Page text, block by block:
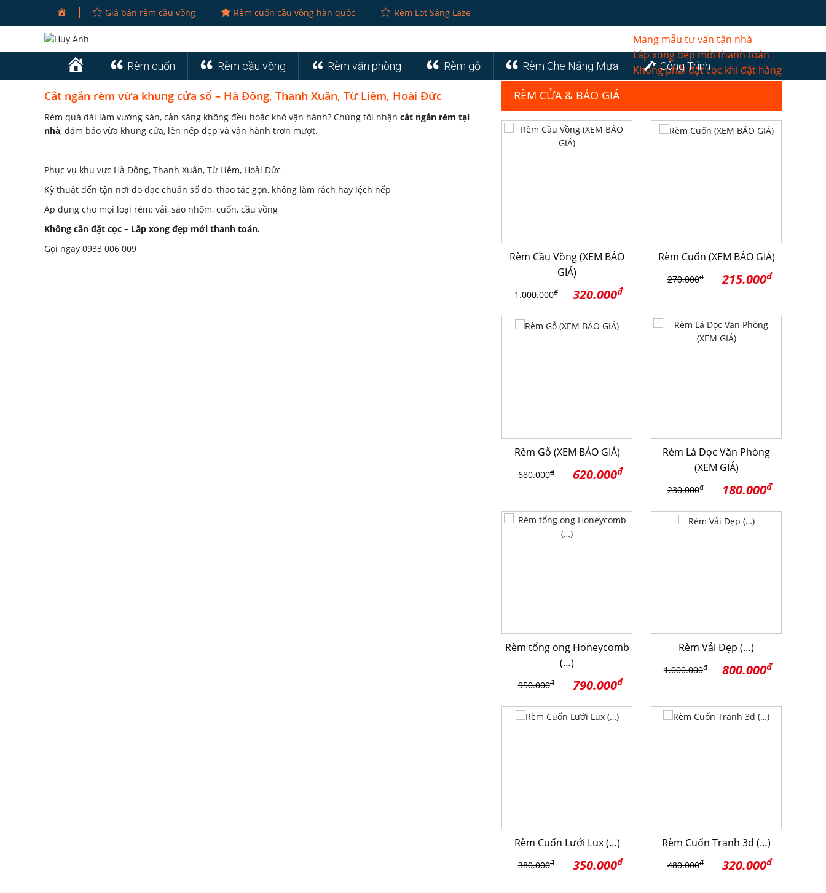
Giá bán rèm cầu vồng Rèm cuốn cầu vồng hàn quốc Rèm Lọt Sáng Laze
Mang mẫu tư vấn tận nhà
Lắp xong đẹp mới thanh toán
Không phải đặt cọc khi đặt hàng
Trang
Chủ
Rèm cuốn Rèm cầu vồng Rèm văn phòng Rèm gỗ Rèm Che Nắng Mưa Công Trình
Cắt ngắn rèm vừa khung cửa sổ – Hà Đông, Thanh Xuân, Từ Liêm, Hoài Đức
Rèm quá dài làm vướng sàn, cản sáng không đều hoặc khó vận hành? Chúng tôi nhận cắt ngắn rèm tại
nhà, đảm bảo vừa khung cửa, lên nếp đẹp và vận hành trơn mượt.
Phục vụ khu vực Hà Đông, Thanh Xuân, Từ Liêm, Hoài Đức
Kỹ thuật đến tận nơi đo đạc chuẩn số đo, thao tác gọn, không làm rách hay lệch nếp
Áp dụng cho mọi loại rèm: vải, sáo nhôm, cuốn, cầu vồng
Không cần đặt cọc – Lắp xong đẹp mới thanh toán.
Gọi ngay 0933 006 009
RÈM CỬA & BÁO GIÁ
Rèm Cầu Vồng (XEM BÁO
GIÁ)
1.000.000đ 320.000đ
Rèm Cuốn (XEM BÁO GIÁ)
270.000đ 215.000đ
Rèm Gỗ (XEM BÁO GIÁ)
680.000đ 620.000đ
Rèm Lá Dọc Văn Phòng
(XEM GIÁ)
230.000đ 180.000đ
Rèm tổng ong Honeycomb
(…)
950.000đ 790.000đ
Rèm Vải Đẹp (…)
1.000.000đ 800.000đ
Rèm Cuốn Lưới Lux (…)
380.000đ 350.000đ
Rèm Cuốn Tranh 3d (…)
480.000đ 320.000đ